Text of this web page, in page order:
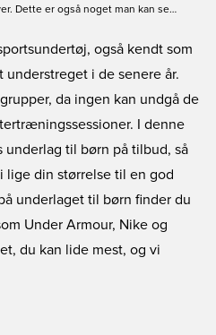
Dette er også noget man kan se
bruger baselayer igennem de koldere
der skal bruge baselayer i børne
fra forskellige mærker, i forskellige
allerede i dag!
også kendt som
i de senere år.
da ingen kan undgå de
I denne
underlag til børn på tilbud, så
lige din størrelse til en god
underlaget til børn finder du
Under Armour, Nike og
du kan lide mest, og vi